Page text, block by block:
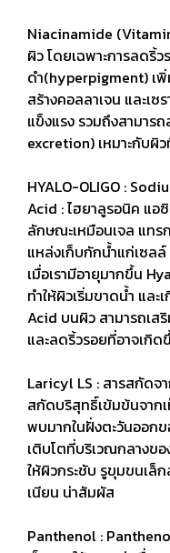
Niacinamide
ผิว โดยเฉพาะการลดริ้
ดำ(hyperpigment) เ
สร้างคอลลาเจน และเ
แข็งแรง รวมถึงสามาร
excretion) เหมาะกับผิ
HYALO-OLIGO :
Acid : ไฮยาลูรอนิค แอ
ลักษณะเหมือนเจล แทร
แหล่งเก็บกักน้ำแก่เซล
เมื่อเรามีอายุมากขึ้น
ทำให้ผิวเริ่มขาดน้ำ แล
Acid บนผิว สามารถเส
และลดริ้วรอยที่อาจเกิด
Laricyl LS : สารสกัดจ
สกัดบริสุทธิ์เข้มข้นจาก
พบมากในฝั่งตะวันออก
เติบโตที่บริเวณกลางข
ให้ผิวกระชับ รูขุมขนเล็
เนียน น่าสัมผัส
Panthenol :